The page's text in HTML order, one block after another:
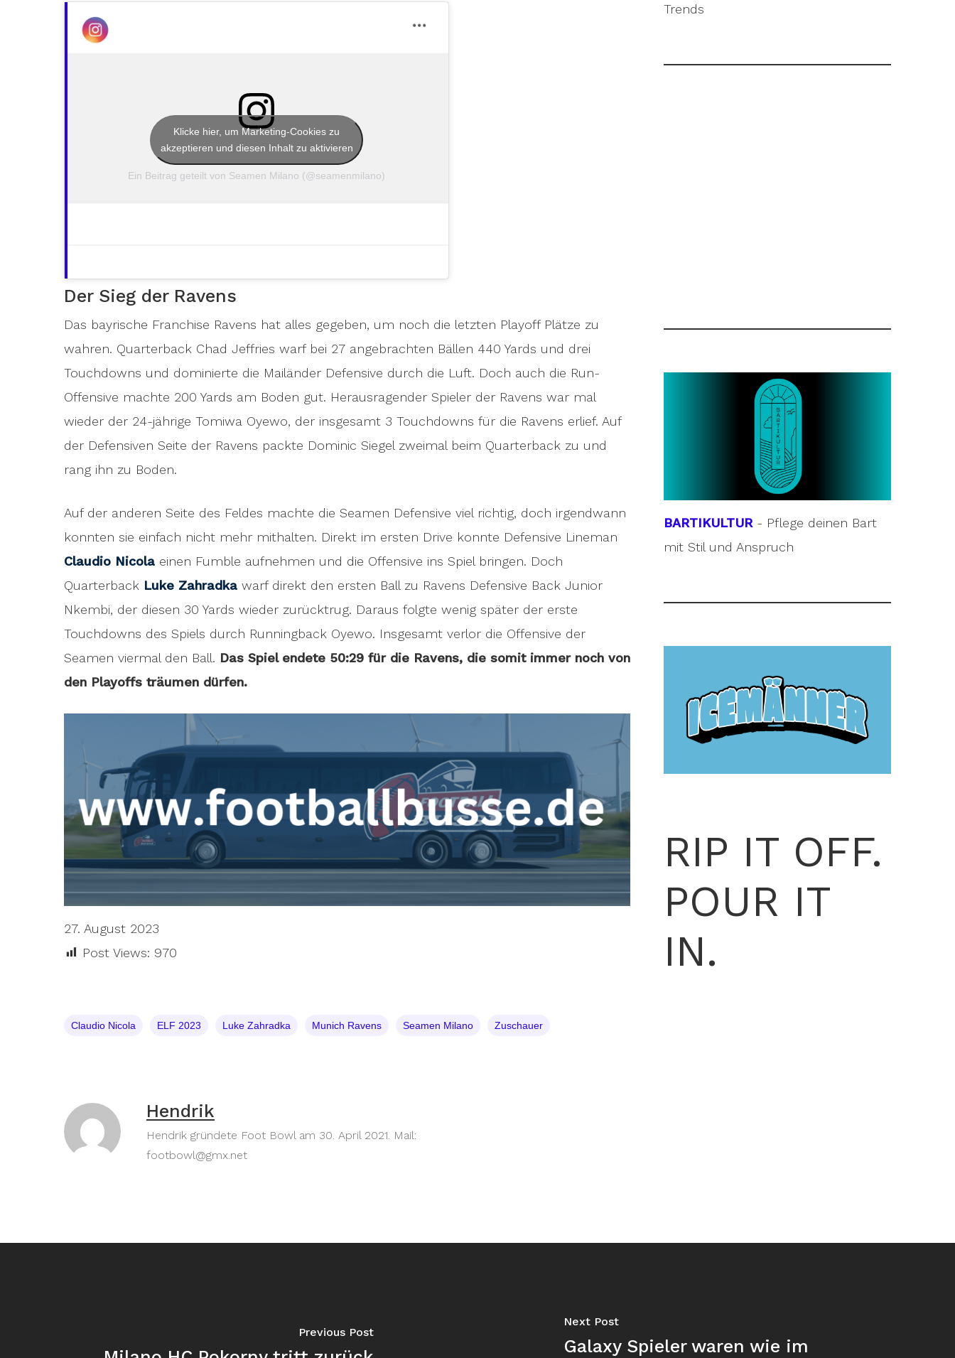
Ein Beitrag geteilt von Seamen Milano (@seamenmilano)
Klicke hier, um Marketing-Cookies zu
akzeptieren und diesen Inhalt zu aktivieren
Der Sieg der Ravens
Das bayrische Franchise Ravens hat alles gegeben, um noch die letzten Playoff Plätze zu
wahren. Quarterback Chad Jeffries warf bei 27 angebrachten Bällen 440 Yards und drei
Touchdowns und dominierte die Mailänder Defensive durch die Luft. Doch auch die Run-
Offensive machte 200 Yards am Boden gut. Herausragender Spieler der Ravens war mal
wieder der 24-jährige Tomiwa Oyewo, der insgesamt 3 Touchdowns für die Ravens erlief. Auf
der Defensiven Seite der Ravens packte Dominic Siegel zweimal beim Quarterback zu und
rang ihn zu Boden.
Auf der anderen Seite des Feldes machte die Seamen Defensive viel richtig, doch irgendwann
konnten sie einfach nicht mehr mithalten. Direkt im ersten Drive konnte Defensive Lineman
Claudio Nicola einen Fumble aufnehmen und die Offensive ins Spiel bringen. Doch
Quarterback Luke Zahradka warf direkt den ersten Ball zu Ravens Defensive Back Junior
Nkembi, der diesen 30 Yards wieder zurücktrug. Daraus folgte wenig später der erste
Touchdowns des Spiels durch Runningback Oyewo. Insgesamt verlor die Offensive der
Seamen viermal den Ball. Das Spiel endete 50:29 für die Ravens, die somit immer noch von
den Playoffs träumen dürfen.
27. August 2023
Post Views: 970
Claudio Nicola ELF 2023 Luke Zahradka Munich Ravens Seamen Milano Zuschauer
Hendrik
Hendrik gründete Foot Bowl am 30. April 2021. Mail:
footbowl@gmx.net
Trends
BARTIKULTUR- Pflege deinen Bart
mit Stil und Anspruch
RIP IT OFF.
POUR IT
IN.
Previous Post
Next Post
Galaxy Spieler waren wie im